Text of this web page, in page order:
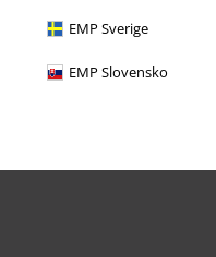
EMP Sverige
EMP Slovensko